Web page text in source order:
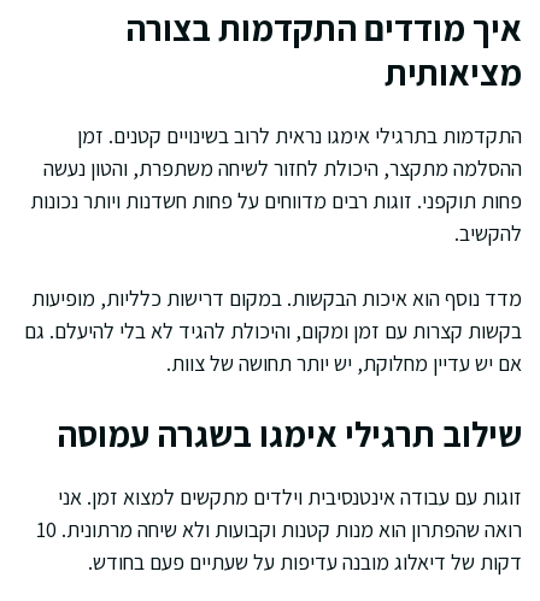
איך מודדים התקדמות בצורה
מציאותית
התקדמות בתרגילי אימגו נראית לרוב בשינויים קטנים. זמן
ההסלמה מתקצר, היכולת לחזור לשיחה משתפרת, והטון נעשה
פחות תוקפני. זוגות רבים מדווחים על פחות חשדנות ויותר נכונות
להקשיב.
מדד נוסף הוא איכות הבקשות. במקום דרישות כלליות, מופיעות
בקשות קצרות עם זמן ומקום, והיכולת להגיד לא בלי להיעלם. גם
אם יש עדיין מחלוקת, יש יותר תחושה של צוות.
שילוב תרגילי אימגו בשגרה עמוסה
זוגות עם עבודה אינטנסיבית וילדים מתקשים למצוא זמן. אני
רואה שהפתרון הוא מנות קטנות וקבועות ולא שיחה מרתונית. 10
דקות של דיאלוג מובנה עדיפות על שעתיים פעם בחודש.